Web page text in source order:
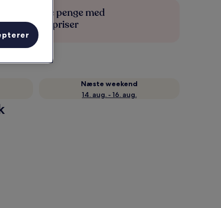
Spar flere penge med
medlemspriser
Næste weekend
14. aug. - 16. aug.